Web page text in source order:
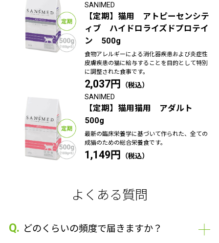
SANIMED
【定期】猫用 アトピーセンシテ
ィブ ハイドロライズドプロテイ
ン 500g
食物アレルギーによる消化器疾患および炎症性
皮膚疾患の猫に給与することを目的として特別
に調整された食事です。
2,037円
SANIMED
【定期】猫用猫用 アダルト
500g
最新の臨床栄養学に基づいて作られた、全ての
成猫のための総合栄養食です。
1,149円
よくある質問
Q. どのくらいの頻度で届きますか？